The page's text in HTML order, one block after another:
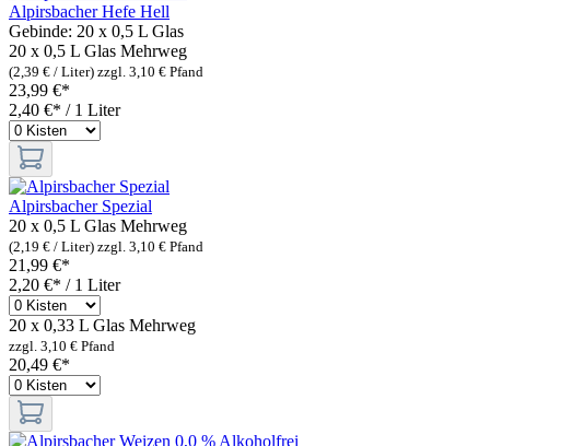
Alpirsbacher Hefe Hell
Gebinde: 20 x 0,5 L Glas
20 x 0,5 L Glas Mehrweg
(2,39 € / Liter) zzgl. 3,10 € Pfand
23,99 €*
2,40 €* / 1 Liter
Alpirsbacher Spezial
20 x 0,5 L Glas Mehrweg
(2,19 € / Liter) zzgl. 3,10 € Pfand
21,99 €*
2,20 €* / 1 Liter
20 x 0,33 L Glas Mehrweg
zzgl. 3,10 € Pfand
20,49 €*